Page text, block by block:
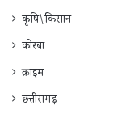
कृषि\किसान
कोरबा
क्राइम
छत्तीसगढ़